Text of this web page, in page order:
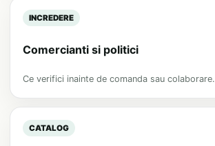
INCREDERE
Comercianti si politici
Ce verifici inainte de comanda sau colaborare.
CATALOG